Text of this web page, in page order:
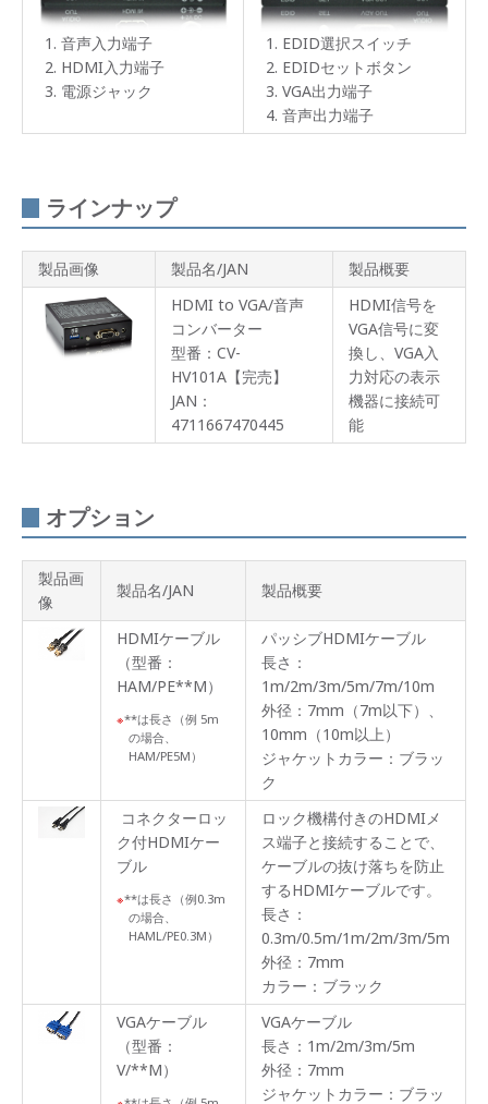
音声入力端子
HDMI入力端子
電源ジャック
EDID選択スイッチ
EDIDセットボタン
VGA出力端子
音声出力端子
ラインナップ
製品画像 製品名/JAN
製品概要
HDMI to VGA/音声
コンバーター
型番：CV-
HV101A【完売】
JAN：
4711667470445
HDMI信号を
VGA信号に変
換し、VGA入
力対応の表示
機器に接続可
能
オプション
製品画
像
製品名/JAN 製品概要
HDMIケーブル
（型番：
HAM/PE**M）
**は長さ（例 5m
の場合、
HAM/PE5M）
パッシブHDMIケーブル
長さ：
1m/2m/3m/5m/7m/10m
外径：7mm（7m以下）、
10mm（10m以上）
ジャケットカラー：ブラッ
ク
コネクターロッ
ク付HDMIケー
ブル
**は長さ（例0.3m
の場合、
HAML/PE0.3M）
ロック機構付きのHDMIメ
ス端子と接続することで、
ケーブルの抜け落ちを防止
するHDMIケーブルです。
長さ：
0.3m/0.5m/1m/2m/3m/5m
外径：7mm
カラー：ブラック
VGAケーブル
（型番：
V/**M）
VGAケーブル
長さ：1m/2m/3m/5m
外径：7mm
ジャケットカラー：ブラッ
アナ
ログ
応
レー
ヤー
シリ
のロ
ック
電源